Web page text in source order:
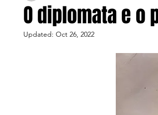
O diplomata e o
Updated: Oct 26, 2022